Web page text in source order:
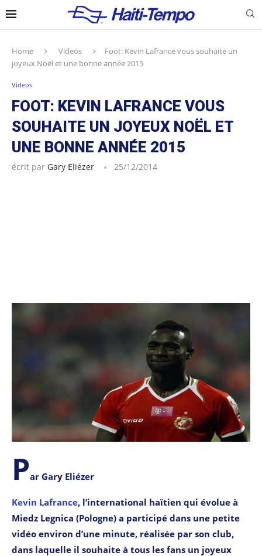
Home Videos
Foot: Kevin Lafrance vous souhaite un
joyeux Noël et une bonne année 2015
Videos
FOOT: KEVIN LAFRANCE VOUS
SOUHAITE UN JOYEUX NOËL ET
UNE BONNE ANNÉE 2015
écrit par Gary Eliézer 25/12/2014
Par Gary Eliézer
Kevin Lafrance, l’international haïtien qui évolue à
Miedz Legnica (Pologne) a participé dans une petite
vidéo environ d’une minute, réalisée par son club,
dans laquelle il souhaite à tous les fans un joyeux